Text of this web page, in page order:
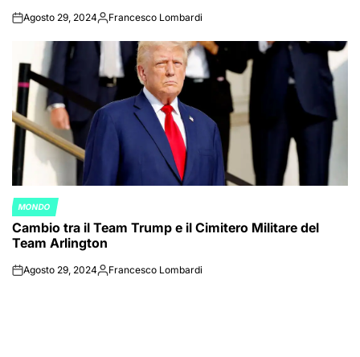
onAgosto 29, 2024Posted
Francesco Lombardi
POSTED
IN
MONDO
Cambio tra il Team Trump e il Cimitero Militare del
Team Arlington
onAgosto 29, 2024Posted
Francesco Lombardi